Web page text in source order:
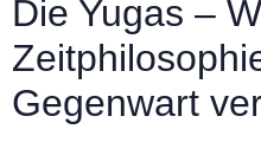
Die Yugas –
Gegenwart